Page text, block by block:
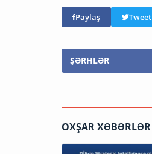
Paylaş Tweet
ŞƏRHLƏR
OXŞAR XƏBƏRLƏR